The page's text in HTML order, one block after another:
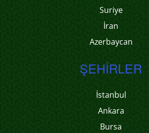
Suriye
İran
Azerbaycan
ŞEHIRLER
İstanbul
Ankara
Bursa